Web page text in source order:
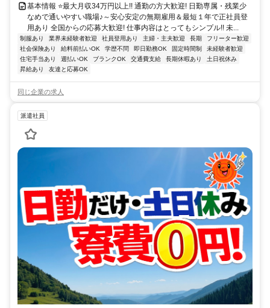
基本情報 ⭐最大月収34万円以上!! 通勤の方大歓迎! 日勤専属・残業少
なめで通いやすい職場♪～安心安定の無期雇用＆最短１年で正社員登
用あり 全国からの応募大歓迎! 仕事内容はとってもシンプル!! 未...
制服あり 業界未経験者歓迎 社員登用あり 主婦・主夫歓迎 長期
フリーター歓迎
社会保険あり
給料前払いOK 学歴不問 即日勤務OK 固定時間制
未経験者歓迎
住宅手当あり
週払いOK ブランクOK 交通費支給 長期休暇あり
土日祝休み
昇給あり
友達と応募OK
同じ企業の求人
派遣社員